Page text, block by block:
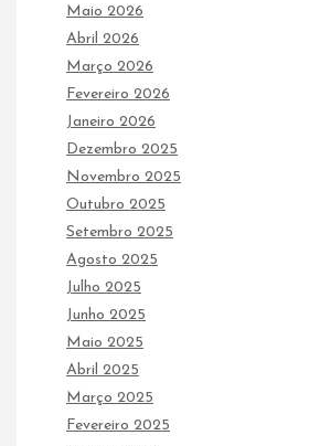
Maio 2026
Abril 2026
Março 2026
Fevereiro 2026
Janeiro 2026
Dezembro 2025
Novembro 2025
Outubro 2025
Setembro 2025
Agosto 2025
Julho 2025
Junho 2025
Maio 2025
Abril 2025
Março 2025
Fevereiro 2025